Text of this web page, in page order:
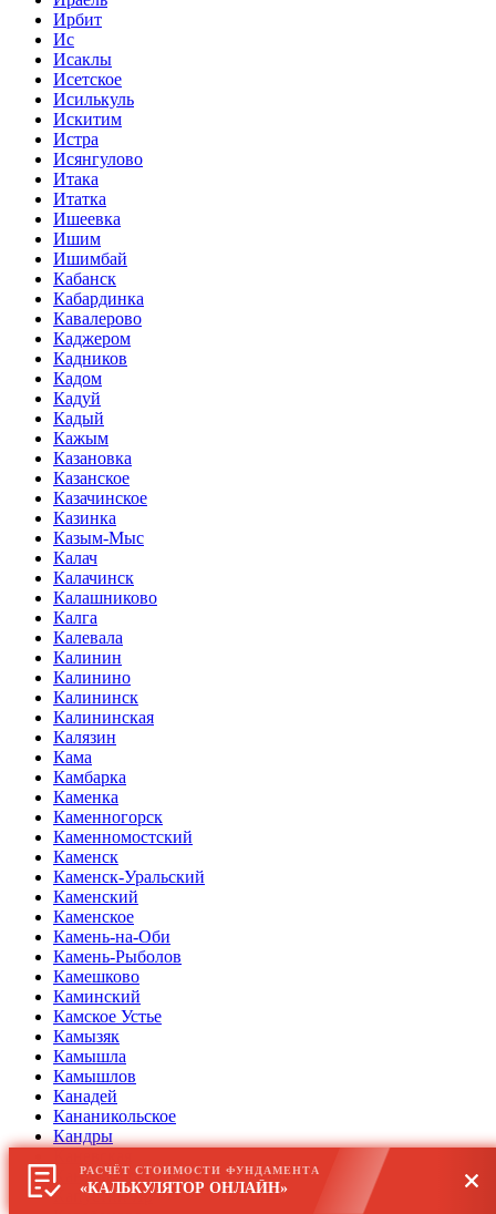
Ирбит
Ис
Исаклы
Исетское
Исилькуль
Искитим
Истра
Исянгулово
Итака
Итатка
Ишеевка
Ишим
Ишимбай
Кабанск
Кабардинка
Кавалерово
Каджером
Кадников
Кадом
Кадуй
Кадый
Кажым
Казановка
Казанское
Казачинское
Казинка
Казым-Мыс
Калач
Калачинск
Калашниково
Калга
Калевала
Калинин
Калинино
Калининск
Калининская
Калязин
Кама
Камбарка
Каменка
Каменногорск
Каменномостский
Каменск
Каменск-Уральский
Каменский
Каменское
Камень-на-Оби
Камень-Рыболов
Камешково
Каминский
Камское Устье
Камызяк
Камышла
Камышлов
Канадей
Кананикольское
Кандры
Кантемировка
Капустин Яр
РАСЧЁТ СТОИМОСТИ ФУНДАМЕНТА
«КАЛЬКУЛЯТОР ОНЛАЙН»